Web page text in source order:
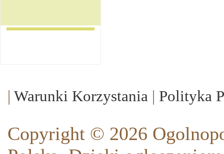
| Warunki Korzystania | Polityka
Copyright © 2026